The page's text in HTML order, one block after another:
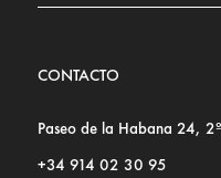
CONTACTO
Paseo de la Habana 24,
+34 914 02 30 95